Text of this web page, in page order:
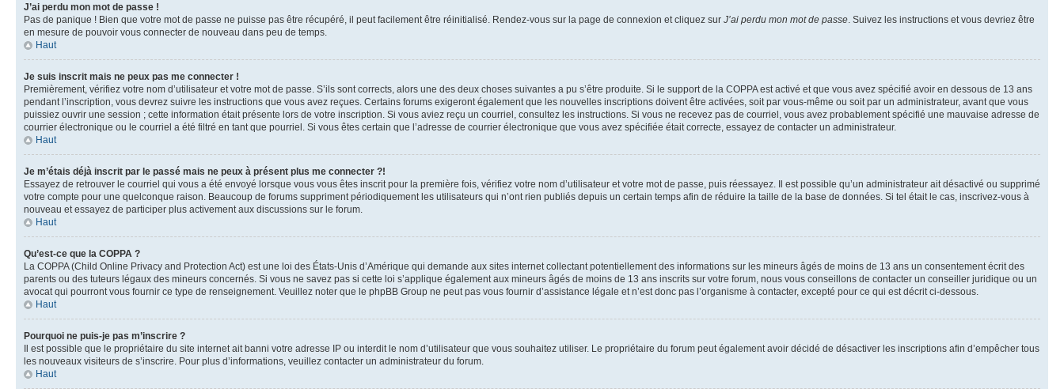
J’ai perdu mon mot de passe !
Pas de panique ! Bien que votre mot de passe ne puisse pas être récupéré, il peut facilement être réinitialisé. Rendez-vous sur la page de connexion et cliquez sur J’ai perdu mon mot de passe . Suivez les instructions et vous devriez être
en mesure de pouvoir vous connecter de nouveau dans peu de temps.
Haut
Je suis inscrit mais ne peux pas me connecter !
Premièrement, vérifiez votre nom d’utilisateur et votre mot de passe. S’ils sont corrects, alors une des deux choses suivantes a pu s’être produite. Si le support de la COPPA est activé et que vous avez spécifié avoir en dessous de 13 ans
pendant l’inscription, vous devrez suivre les instructions que vous avez reçues. Certains forums exigeront également que les nouvelles inscriptions doivent être activées, soit par vous-même ou soit par un administrateur, avant que vous
puissiez ouvrir une session ; cette information était présente lors de votre inscription. Si vous aviez reçu un courriel, consultez les instructions. Si vous ne recevez pas de courriel, vous avez probablement spécifié une mauvaise adresse de
courrier électronique ou le courriel a été filtré en tant que pourriel. Si vous êtes certain que l’adresse de courrier électronique que vous avez spécifiée était correcte, essayez de contacter un administrateur.
Haut
Je m’étais déjà inscrit par le passé mais ne peux à présent plus me connecter ?!
Essayez de retrouver le courriel qui vous a été envoyé lorsque vous vous êtes inscrit pour la première fois, vérifiez votre nom d’utilisateur et votre mot de passe, puis réessayez. Il est possible qu’un administrateur ait désactivé ou supprimé
votre compte pour une quelconque raison. Beaucoup de forums suppriment périodiquement les utilisateurs qui n’ont rien publiés depuis un certain temps afin de réduire la taille de la base de données. Si tel était le cas, inscrivez-vous à
nouveau et essayez de participer plus activement aux discussions sur le forum.
Haut
Qu’est-ce que la COPPA ?
La COPPA (Child Online Privacy and Protection Act) est une loi des États-Unis d’Amérique qui demande aux sites internet collectant potentiellement des informations sur les mineurs âgés de moins de 13 ans un consentement écrit des
parents ou des tuteurs légaux des mineurs concernés. Si vous ne savez pas si cette loi s’applique également aux mineurs âgés de moins de 13 ans inscrits sur votre forum, nous vous conseillons de contacter un conseiller juridique ou un
avocat qui pourront vous fournir ce type de renseignement. Veuillez noter que le phpBB Group ne peut pas vous fournir d’assistance légale et n’est donc pas l’organisme à contacter, excepté pour ce qui est décrit ci-dessous.
Haut
Pourquoi ne puis-je pas m’inscrire ?
Il est possible que le propriétaire du site internet ait banni votre adresse IP ou interdit le nom d’utilisateur que vous souhaitez utiliser. Le propriétaire du forum peut également avoir décidé de désactiver les inscriptions afin d’empêcher tous
les nouveaux visiteurs de s’inscrire. Pour plus d’informations, veuillez contacter un administrateur du forum.
Haut